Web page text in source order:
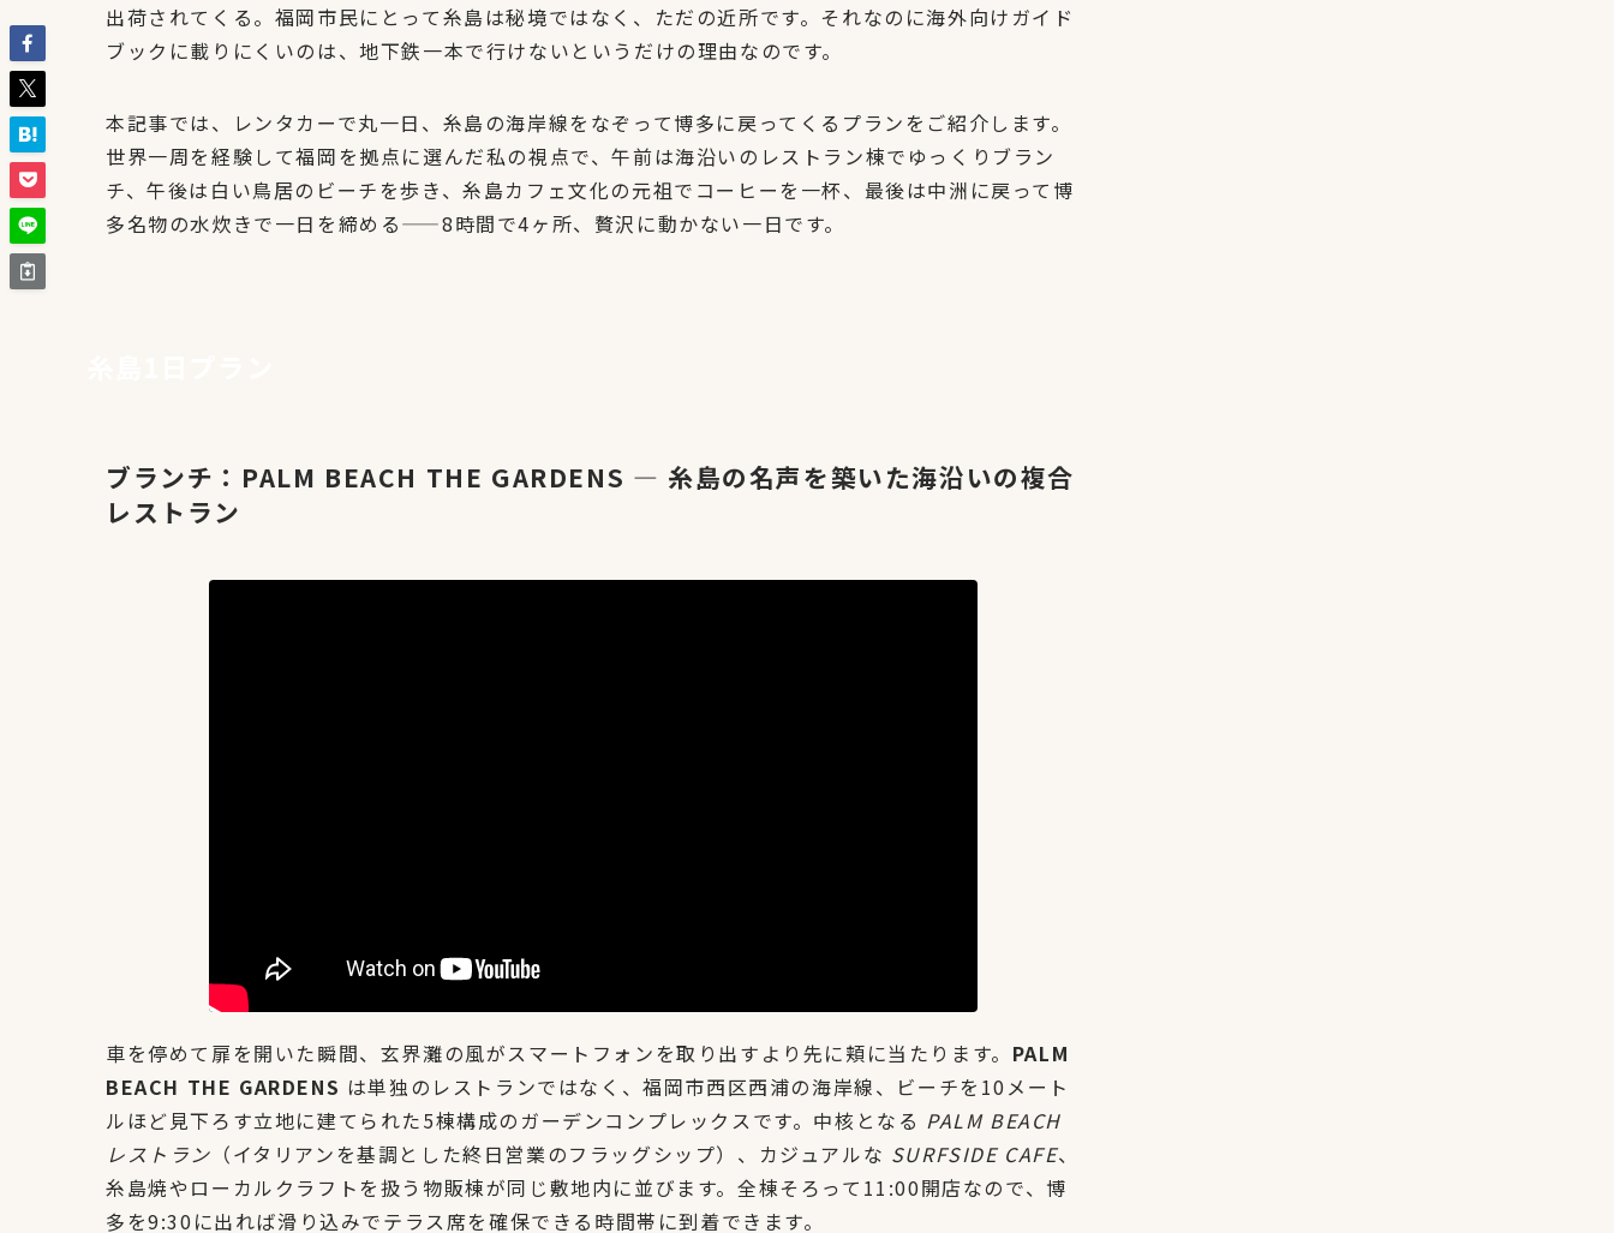
出荷されてくる。福岡市民にとって糸島は秘境ではなく、ただの近所です。それなのに海外向けガイド
ブックに載りにくいのは、地下鉄一本で行けないというだけの理由なのです。
本記事では、レンタカーで丸一日、糸島の海岸線をなぞって博多に戻ってくるプランをご紹介します。
世界一周を経験して福岡を拠点に選んだ私の視点で、午前は海沿いのレストラン棟でゆっくりブラン
チ、午後は白い鳥居のビーチを歩き、糸島カフェ文化の元祖でコーヒーを一杯、最後は中洲に戻って博
多名物の水炊きで一日を締める——8時間で4ヶ所、贅沢に動かない一日です。
ブランチ：PALM BEACH THE GARDENS — 糸島の名声を築いた海沿いの複合
レストラン
車を停めて扉を開いた瞬間、玄界灘の風がスマートフォンを取り出すより先に頬に当たります。 PALM
BEACH THE GARDENS は単独のレストランではなく、福岡市西区西浦の海岸線、ビーチを10メート
ルほど見下ろす立地に建てられた5棟構成のガーデンコンプレックスです。中核となる PALM BEACH
レストラン （イタリアンを基調とした終日営業のフラッグシップ）、カジュアルな SURFSIDE CAFE、
糸島焼やローカルクラフトを扱う物販棟が同じ敷地内に並びます。全棟そろって11:00開店なので、博
多を9:30に出れば滑り込みでテラス席を確保できる時間帯に到着できます。